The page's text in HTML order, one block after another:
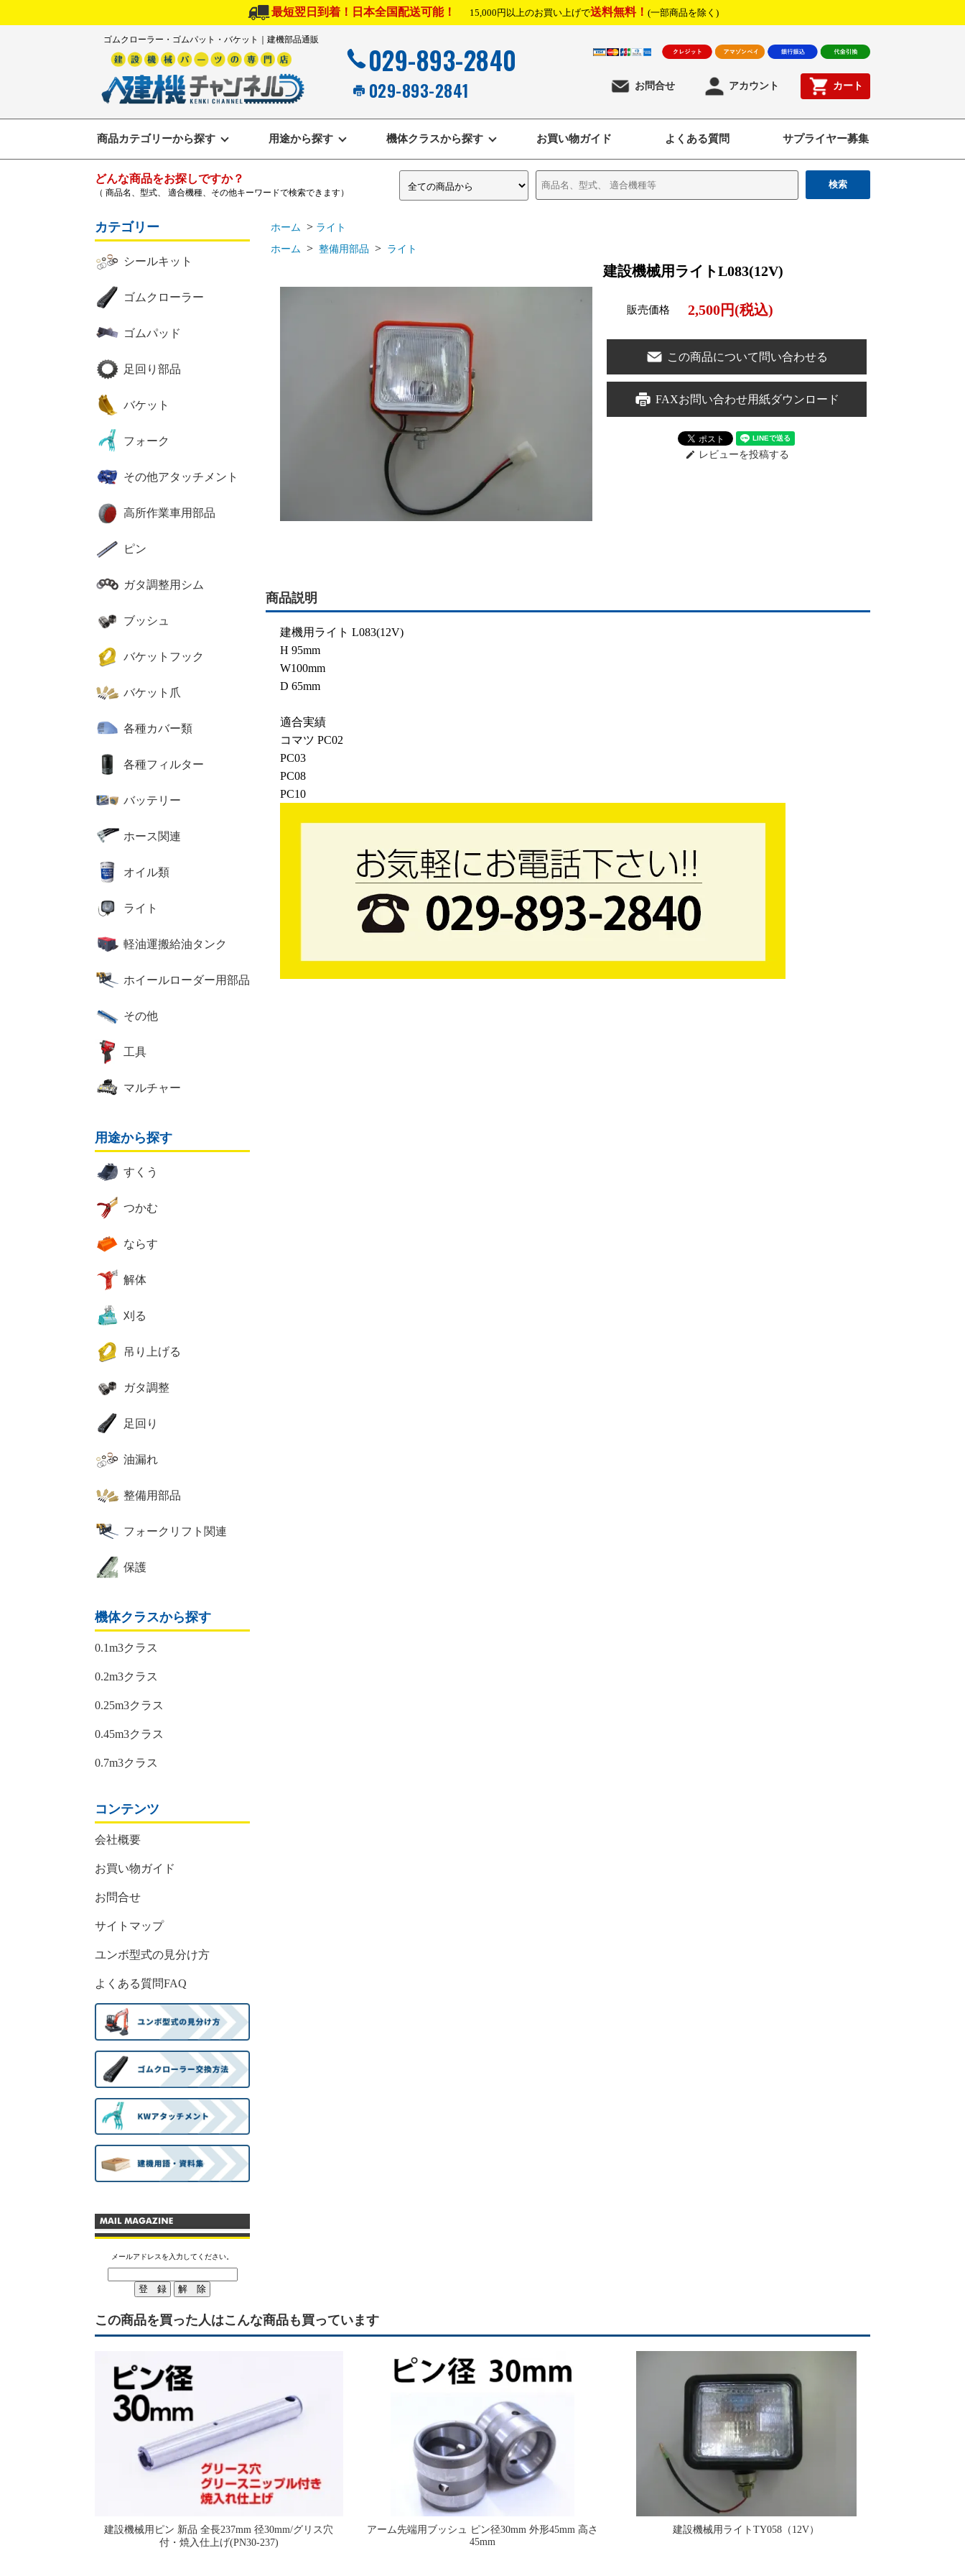
最短翌日到着！日本全国配送可能！ 15,000円以上のお買い上げで送料無料！ (一部商品を除く)
ゴムクローラー・ゴムパット・バケット｜建機部品通販
029-893-2840
029-893-2841 お問合せ アカウント カート
商品カテゴリーから探す 用途から探す 機体クラスから探す お買い物ガイド よくある質問 サプライヤー募集
どんな商品をお探しですか？
（ 商品名、型式、 適合機種、その他キーワードで検索できます）
検索
カテゴリー
シールキット
ゴムクローラー
ゴムパッド
足回り部品
バケット
フォーク
その他アタッチメント
高所作業車用部品
ピン
ガタ調整用シム
ブッシュ
バケットフック
バケット爪
各種カバー類
各種フィルター
バッテリー
ホース関連
オイル類
ライト
軽油運搬給油タンク
ホイールローダー用部品
その他
工具
マルチャー
用途から探す
すくう
つかむ
ならす
解体
刈る
吊り上げる
ガタ調整
足回り
油漏れ
整備用部品
フォークリフト関連
保護
機体クラスから探す
0.1m3クラス
0.2m3クラス
0.25m3クラス
0.45m3クラス
0.7m3クラス
コンテンツ
会社概要
お買い物ガイド
お問合せ
サイトマップ
ユンボ型式の見分け方
よくある質問FAQ
メールアドレスを入力してください。
ホーム > ライト
ホーム > 整備用部品 > ライト
建設機械用ライトL083(12V)
販売価格 2,500円(税込)
この商品について問い合わせる
FAXお問い合わせ用紙ダウンロード
edit レビューを投稿する
商品説明
建機用ライト L083(12V)
H 95mm
W100mm
D 65mm
適合実績
コマツ PC02
PC03
PC08
PC10
この商品を買った人はこんな商品も買っています
建設機械用ピン 新品 全長237mm 径30mm/グリス穴
付・焼入仕上げ(PN30-237)
アーム先端用ブッシュ ピン径30mm 外形45mm 高さ
45mm
建設機械用ライトTY058（12V）